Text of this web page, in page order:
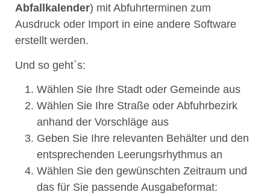
Abfallkalender) mit Abfuhrterminen zum
Ausdruck oder Import in eine andere Software
erstellt werden.
Und so geht`s:
Wählen Sie Ihre Stadt oder Gemeinde aus
Wählen Sie Ihre Straße oder Abfuhrbezirk
anhand der Vorschläge aus
Geben Sie Ihre relevanten Behälter und den
entsprechenden Leerungsrhythmus an
Wählen Sie den gewünschten Zeitraum und
das für Sie passende Ausgabeformat: